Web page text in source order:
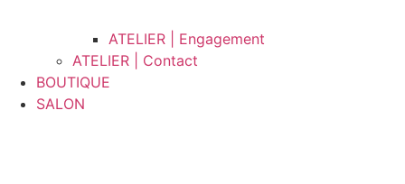
ATELIER | Engagement
ATELIER | Contact
BOUTIQUE
SALON